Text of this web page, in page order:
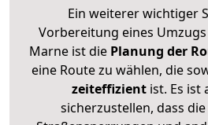
Ein weiterer wichtiger
Vorbereitung eines
Marne ist die Planung der
eine Route zu wählen, die
zeiteffizientist. Es ist
sicherzustellen, dass